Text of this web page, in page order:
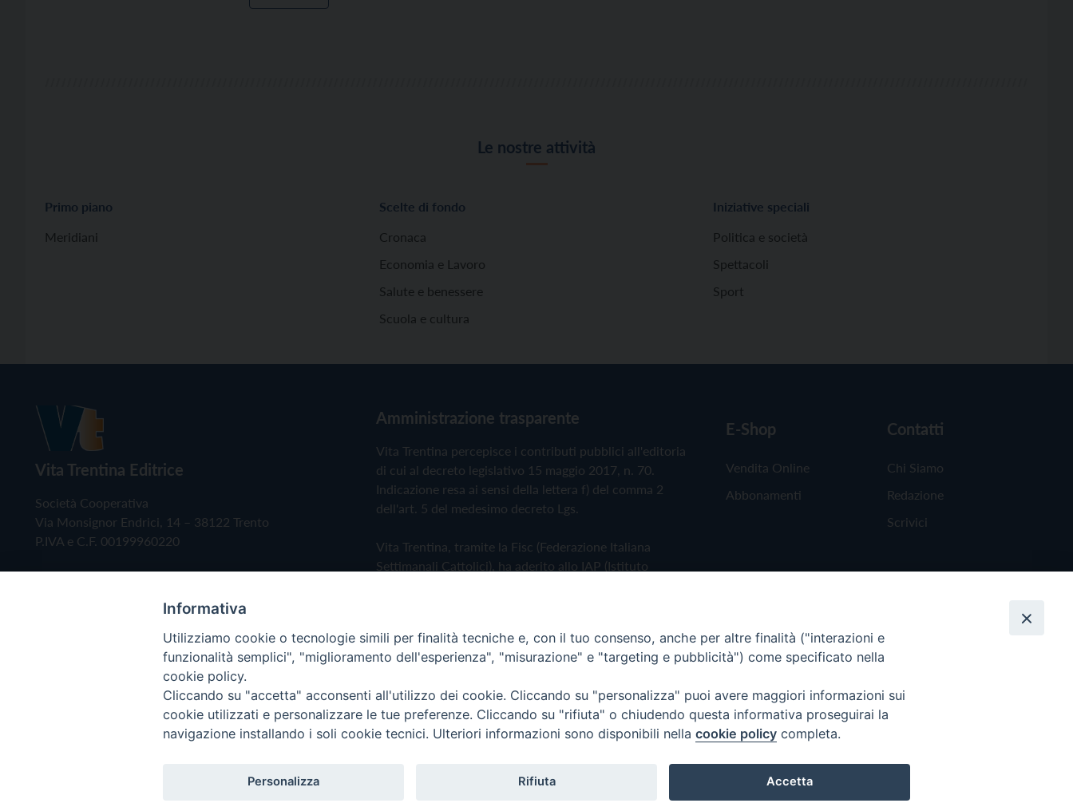
Le nostre attività
Primo piano
Meridiani
Scelte di fondo
Cronaca
Economia e Lavoro
Salute e benessere
Scuola e cultura
Iniziative speciali
Politica e società
Spettacoli
Sport
Vita Trentina Editrice
Società Cooperativa
Via Monsignor Endrici, 14 – 38122 Trento
P.IVA e C.F. 00199960220
Amministrazione trasparente
Vita Trentina percepisce i contributi pubblici all'editoria
di cui al decreto legislativo 15 maggio 2017, n. 70.
Indicazione resa ai sensi della lettera f) del comma 2
dell'art. 5 del medesimo decreto Lgs.
Vita Trentina, tramite la Fisc (Federazione Italiana
Settimanali Cattolici), ha aderito allo IAP (Istituto
Privacy Policy Cookie Policy
E-Shop
Vendita Online
Abbonamenti
Contatti
Chi Siamo
Redazione
Scrivici
Copyright © 2019 - Tutti i diritti riservati - Vita Trentina Editrice
Informativa
Utilizziamo cookie o tecnologie simili per finalità tecniche e, con il tuo consenso, anche per altre finalità ("interazioni e
funzionalità semplici", "miglioramento dell'esperienza", "misurazione" e "targeting e pubblicità") come specificato nella
cookie policy.
Cliccando su "accetta" acconsenti all'utilizzo dei cookie. Cliccando su "personalizza" puoi avere maggiori informazioni sui
cookie utilizzati e personalizzare le tue preferenze. Cliccando su "rifiuta" o chiudendo questa informativa proseguirai la
navigazione installando i soli cookie tecnici. Ulteriori informazioni sono disponibili nella cookie policy completa.
Personalizza Rifiuta Accetta